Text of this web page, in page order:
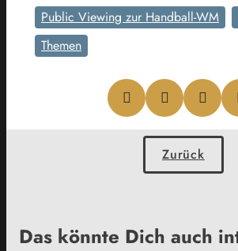
Public Viewing zur Handball-WM
Themen
Zurück
Das könnte Dich auch